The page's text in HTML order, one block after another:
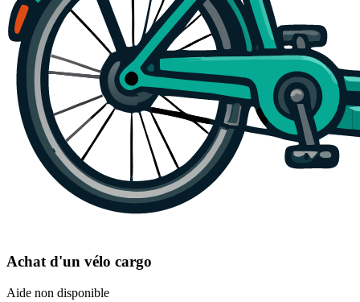
Achat d'un vélo cargo
Aide non disponible